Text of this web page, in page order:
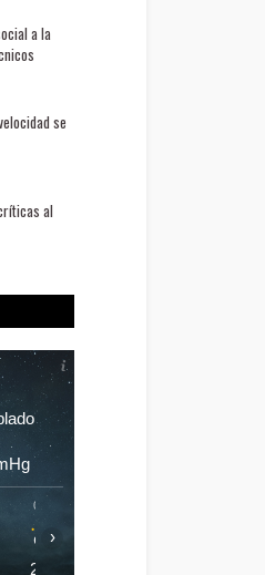
a la
se
al
04:00
25°C
›